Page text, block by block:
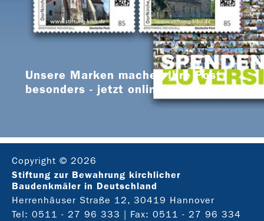
Unsere Marken machen Ihre Post
besonders - jetzt online bestellen
Copyright © 2026
Stiftung zur Bewahrung kirchlicher
Baudenkmäler in Deutschland
Herrenhäuser Straße 12, 30419 Hannover
Tel: 0511 - 27 96 333 | Fax: 0511 - 27 96 334